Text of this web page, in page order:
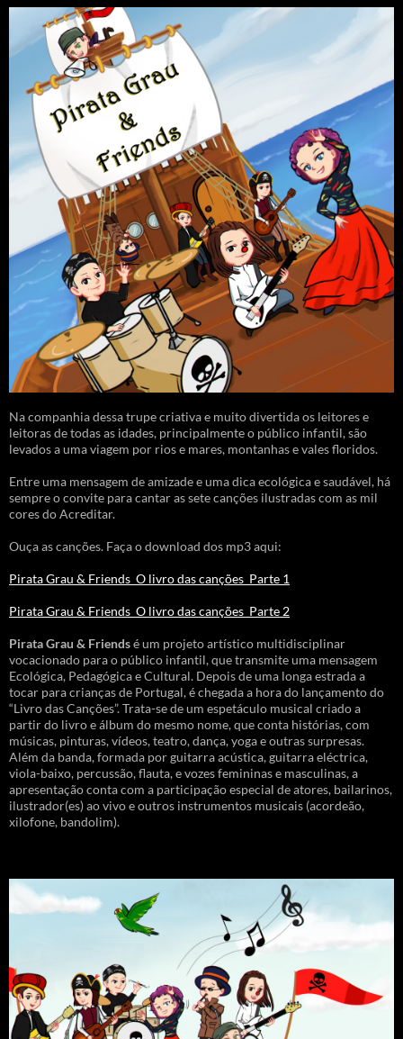
Na companhia dessa trupe criativa e muito divertida os leitores e
leitoras de todas as idades, principalmente o público infantil, são
levados a uma viagem por rios e mares, montanhas e vales floridos.
Entre uma mensagem de amizade e uma dica ecológica e saudável, há
sempre o convite para cantar as sete canções ilustradas com as mil
cores do Acreditar.
Ouça as canções. Faça o download dos mp3 aqui:
Pirata Grau & Friends_O livro das canções_Parte 1
Pirata Grau & Friends_O livro das canções_Parte 2
Pirata Grau & Friendsé um projeto artístico multidisciplinar
vocacionado para o público infantil, que transmite uma mensagem
Ecológica, Pedagógica e Cultural. Depois de uma longa estrada a
tocar para crianças de Portugal, é chegada a hora do lançamento do
“Livro das Canções”. Trata-se de um espetáculo musical criado a
partir do livro e álbum do mesmo nome, que conta histórias, com
músicas, pinturas, vídeos, teatro, dança, yoga e outras surpresas.
Além da banda, formada por guitarra acústica, guitarra eléctrica,
viola-baixo, percussão, flauta, e vozes femininas e masculinas, a
apresentação conta com a participação especial de atores, bailarinos,
ilustrador(es) ao vivo e outros instrumentos musicais (acordeão,
xilofone, bandolim).